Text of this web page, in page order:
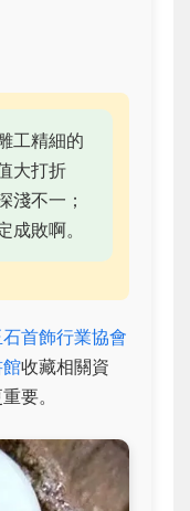
工精細的
大打折
淺不一；
敗啊。
首飾行業協會
收藏相關資
要。